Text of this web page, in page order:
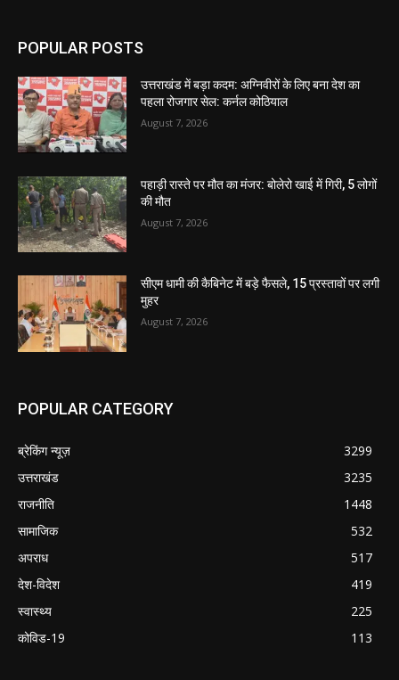
POPULAR POSTS
उत्तराखंड में बड़ा कदम: अग्निवीरों के लिए बना देश का
पहला रोजगार सेल: कर्नल कोठियाल
August 7, 2026
पहाड़ी रास्ते पर मौत का मंजर: बोलेरो खाई में गिरी, 5 लोगों
की मौत
August 7, 2026
सीएम धामी की कैबिनेट में बड़े फैसले, 15 प्रस्तावों पर लगी
मुहर
August 7, 2026
POPULAR CATEGORY
ब्रेकिंग न्यूज़
3299
उत्तराखंड
3235
राजनीति
1448
सामाजिक
532
अपराध
517
देश-विदेश
419
स्वास्थ्य
225
कोविड-19
113